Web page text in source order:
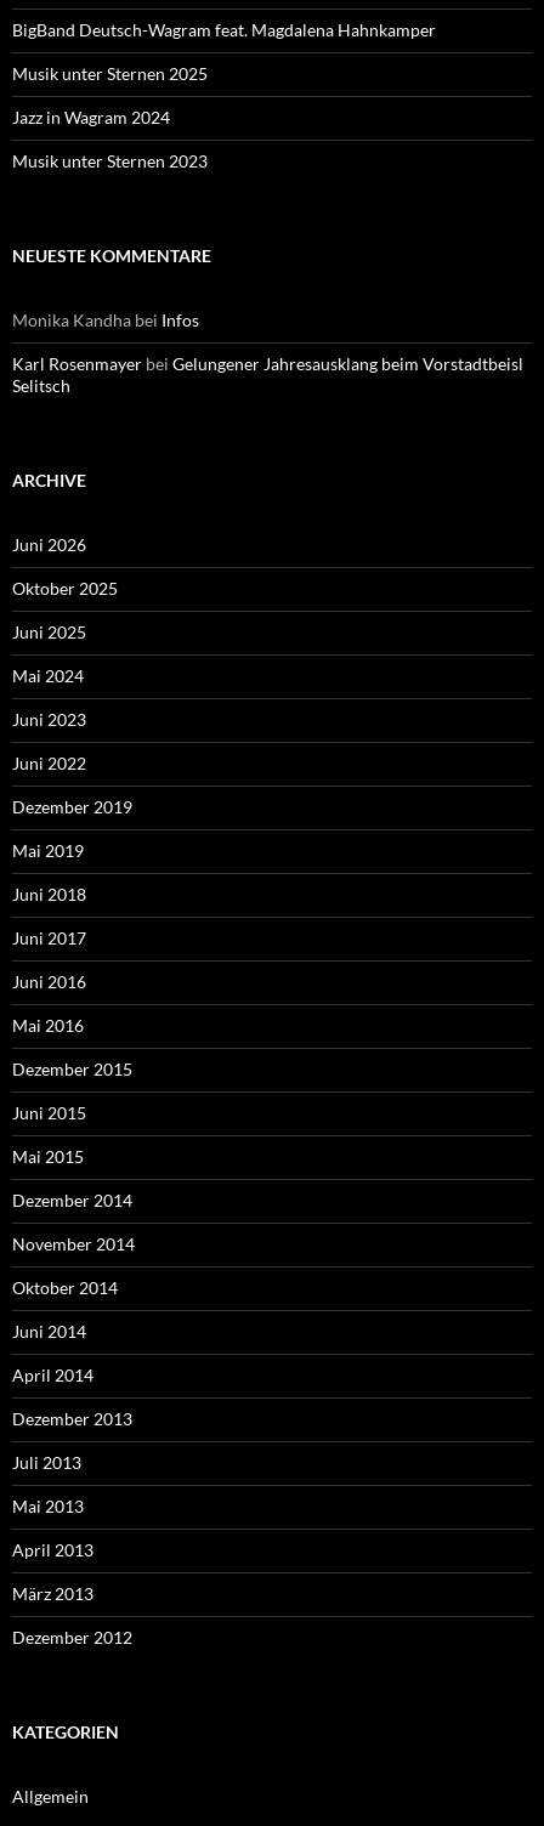
BigBand Deutsch-Wagram feat. Magdalena Hahnkamper
Musik unter Sternen 2025
Jazz in Wagram 2024
Musik unter Sternen 2023
NEUESTE KOMMENTARE
Monika Kandha bei Infos
Karl Rosenmayer bei Gelungener Jahresausklang beim Vorstadtbeisl
Selitsch
ARCHIVE
Juni 2026
Oktober 2025
Juni 2025
Mai 2024
Juni 2023
Juni 2022
Dezember 2019
Mai 2019
Juni 2018
Juni 2017
Juni 2016
Mai 2016
Dezember 2015
Juni 2015
Mai 2015
Dezember 2014
November 2014
Oktober 2014
Juni 2014
April 2014
Dezember 2013
Juli 2013
Mai 2013
April 2013
März 2013
Dezember 2012
KATEGORIEN
Allgemein